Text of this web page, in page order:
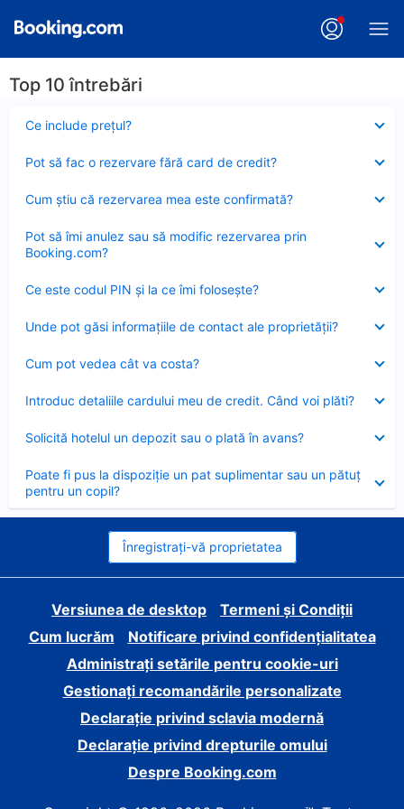
Top 10 întrebări
Ce include preţul?
închis
Pot să fac o rezervare fără card de credit?
închis
Cum ştiu că rezervarea mea este confirmată?
închis
Pot să îmi anulez sau să modific rezervarea prin
Booking.com?
închis
Ce este codul PIN şi la ce îmi foloseşte?
închis
Unde pot găsi informațiile de contact ale proprietății?
închis
Cum pot vedea cât va costa?
închis
Introduc detaliile cardului meu de credit. Când voi plăti?
închis
Solicită hotelul un depozit sau o plată în avans?
închis
Poate fi pus la dispoziție un pat suplimentar sau un pătuț
pentru un copil?
închis
Înregistrați-vă proprietatea
Versiunea de desktop
Termeni și Condiții
Cum lucrăm
Notificare privind confidențialitatea
Administrați setările pentru cookie-uri
Gestionați recomandările personalizate
Declarație privind sclavia modernă
Declarație privind drepturile omului
Despre Booking.com